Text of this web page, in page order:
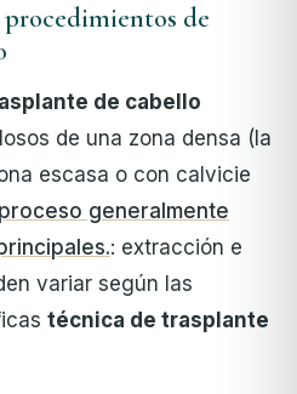
de
de cabello
de una zona densa (la
escasa o con calvicie
generalmente
: extracción e
variar según las
técnica de trasplante